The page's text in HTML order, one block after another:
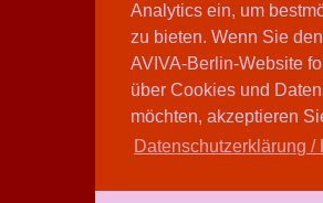
Analytics ein, um
zu bieten. Wenn Sie
AVIVA-Berlin-Website
über Cookies und
möchten, akzeptieren
Datenschutzerklärung /